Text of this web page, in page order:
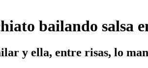
bailando salsa
y ella, entre risas, lo